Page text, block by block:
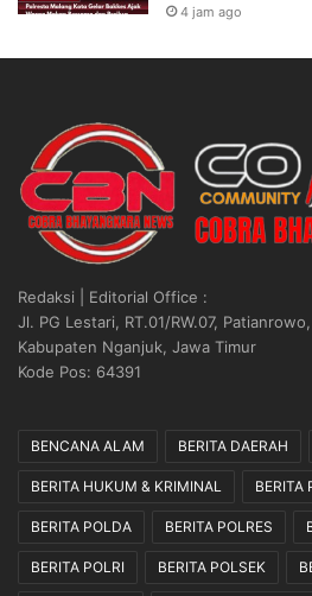
4 jam ago
Redaksi | Editorial Office :
Jl. PG Lestari, RT.01/RW.07,
Kabupaten Nganjuk, Jawa Timur
Kode Pos: 64391
BENCANA ALAM BERITA DAERAH
BERITA HUKUM & KRIMINAL BERITA
BERITA POLDA BERITA POLRES
BERITA POLRI BERITA POLSEK